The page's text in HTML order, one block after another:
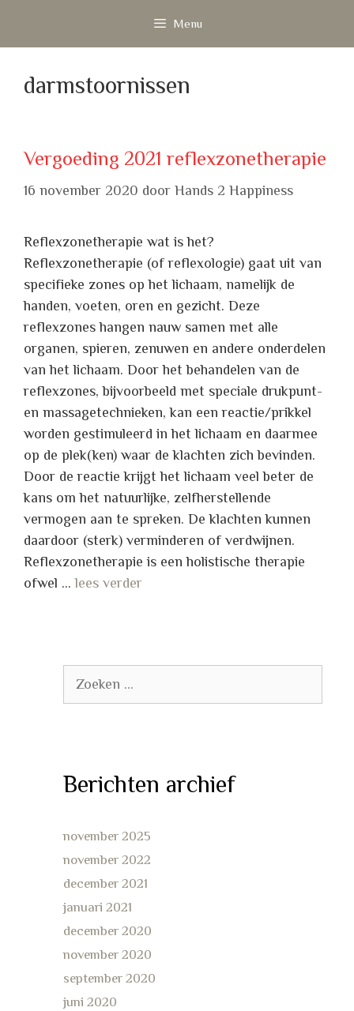
de
inhoud
Menu
darmstoornissen
Vergoeding 2021 reflexzonetherapie
16 november 2020 door Hands 2 Happiness
Reflexzonetherapie wat is het?
Reflexzonetherapie (of reflexologie) gaat uit van
specifieke zones op het lichaam, namelijk de
handen, voeten, oren en gezicht. Deze
reflexzones hangen nauw samen met alle
organen, spieren, zenuwen en andere onderdelen
van het lichaam. Door het behandelen van de
reflexzones, bijvoorbeeld met speciale drukpunt­
en massagetechnieken, kan een reactie/prikkel
worden gestimuleerd in het lichaam en daarmee
op de plek(ken) waar de klachten zich bevinden.
Door de reactie krijgt het lichaam veel beter de
kans om het natuurlijke, zelfherstellende
vermogen aan te spreken. De klachten kunnen
daardoor (sterk) verminderen of verdwijnen.
Reflexzonetherapie is een holistische therapie
ofwel …lees verder
naar:
Berichten archief
november 2025
november 2022
december 2021
januari 2021
december 2020
november 2020
september 2020
juni 2020